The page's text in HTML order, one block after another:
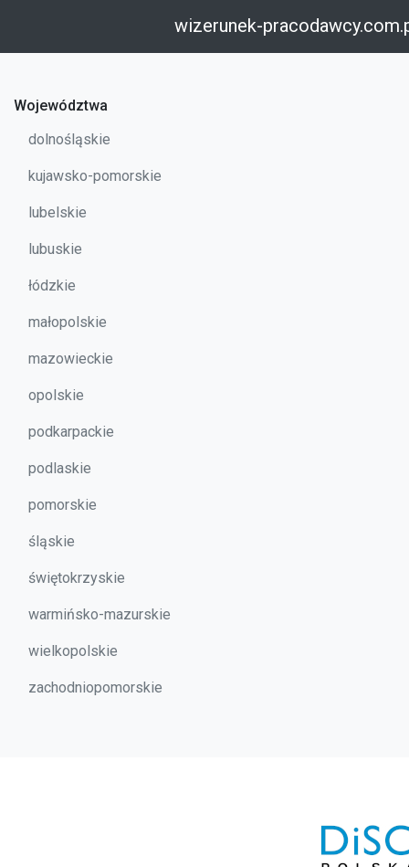
wizerunek-
Województwa
dolnośląskie
kujawsko-pomorskie
lubelskie
lubuskie
łódzkie
małopolskie
mazowieckie
opolskie
podkarpackie
podlaskie
pomorskie
śląskie
świętokrzyskie
warmińsko-mazurskie
wielkopolskie
zachodniopomorskie